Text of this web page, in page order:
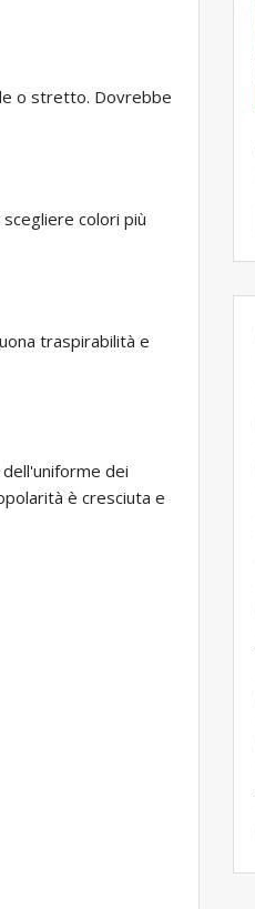
o stretto. Dovrebbe
colori più
traspirabilità e
dei
è cresciuta e